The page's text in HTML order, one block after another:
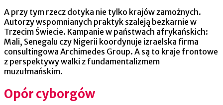
A przy tym rzecz dotyka nie tylko krajów zamożnych.
Autorzy wspomnianych praktyk szaleją bezkarnie w
Trzecim Świecie. Kampanie w państwach afrykańskich:
Mali, Senegalu czy Nigerii koordynuje izraelska firma
consultingowa Archimedes Group. A są to kraje frontowe
z perspektywy walki z fundamentalizmem
muzułmańskim.
Opór cyborgów